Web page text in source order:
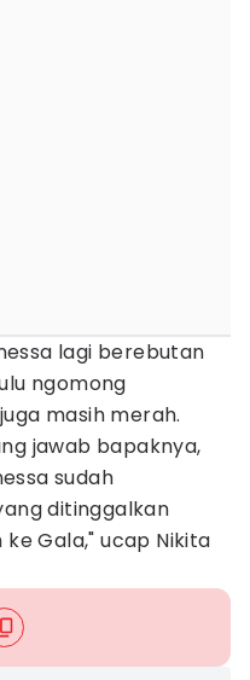
lagi berebutan
ngomong
masih merah.
jawab bapaknya,
sudah
ditinggalkan
Gala," ucap Nikita